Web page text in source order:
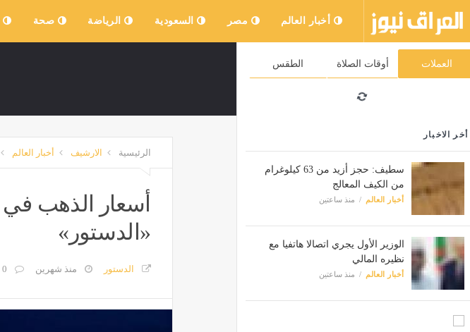
أخبار العالم مصر السعودية الرياضة صحة
العملات أوقات الصلاة الطقس
أخر الاخبار
سطيف: حجز أزيد من 63 كيلوغرام
من الكيف المعالج
أخبار العالم منذ ساعتين
الوزير الأول يجري اتصالا هاتفيا مع
نظيره المالي
أخبار العالم منذ ساعتين
الرئيسية الارشيف أخبار العالم
«الدستور»
الدستور منذ شهرين 0 تعليق